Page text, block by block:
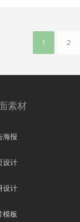
1 2
素材
海报
设计
设计
模板